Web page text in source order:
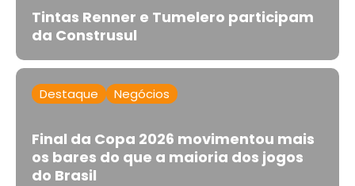
Tintas Renner e Tumelero participam
da Construsul
Destaque Negócios
Final da Copa 2026 movimentou mais
os bares do que a maioria dos jogos
do Brasil